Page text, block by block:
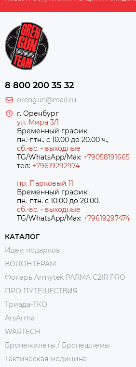
8 800 200 35 32
orengun@mail.ru
г. Оренбург
ул. Мира 3/1
Временный график:
пн.-птн.. с 10.00 до 20.00 ч.,
сб.-вс. - выходные
TG/WhatsApp/Max: +79058191665
тел: +79619292974
пр. Парковый 11
Временный график:
пн.-птн. с 10.00 до 20.00,
сб.-вс. - выходные
TG/WhatsApp/Max: +79619297474
КАТАЛОГ
Идеи подарков
ВОЛОНТЁРАМ
Фонарь Armytek PARMA C2IR PRO
ПРО ПУТЕШЕСТВИЯ
Триада-ТКО
ArsArma
WARTECH
Бронежилеты / Бронешлемы
Тактическая медицина